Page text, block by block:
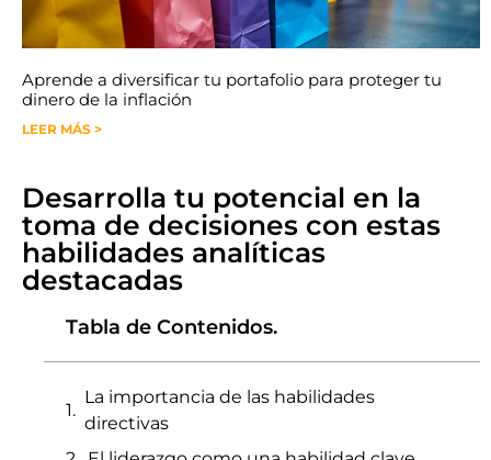
Aprende a diversificar tu portafolio para proteger tu
dinero de la inflación
LEER MÁS >
Desarrolla tu potencial en la
toma de decisiones con estas
habilidades analíticas
destacadas
Tabla de Contenidos.
La importancia de las habilidades
directivas